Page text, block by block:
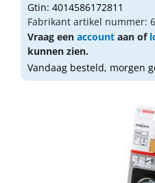
Gtin: 4014586172811
Fabrikant artikel nummer:
Vraag een account aan of
kunnen zien.
Vandaag besteld, morgen